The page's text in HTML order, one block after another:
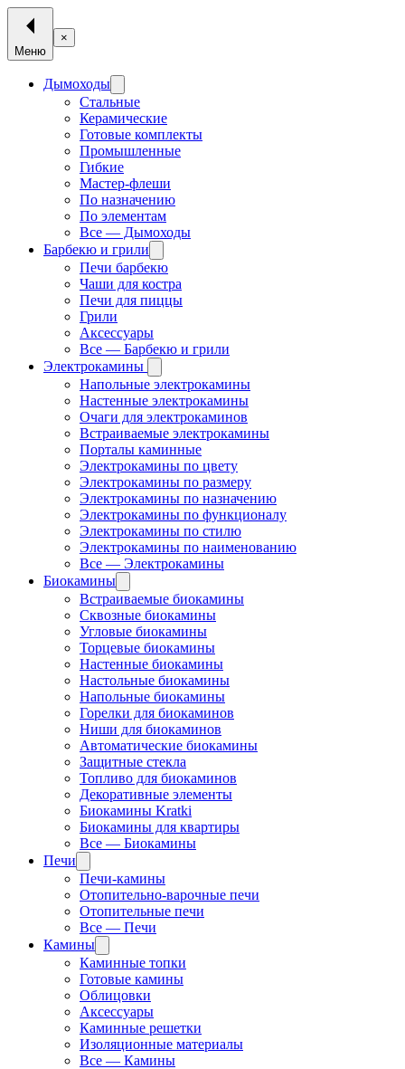
Меню
×
Дымоходы
Стальные
Керамические
Готовые комплекты
Промышленные
Гибкие
Мастер-флеши
По назначению
По элементам
Все — Дымоходы
Барбекю и грили
Печи барбекю
Чаши для костра
Печи для пиццы
Грили
Аксессуары
Все — Барбекю и грили
Электрокамины
Напольные электрокамины
Настенные электрокамины
Очаги для электрокаминов
Встраиваемые электрокамины
Порталы каминные
Электрокамины по цвету
Электрокамины по размеру
Электрокамины по назначению
Электрокамины по функционалу
Электрокамины по стилю
Электрокамины по наименованию
Все — Электрокамины
Биокамины
Встраиваемые биокамины
Сквозные биокамины
Угловые биокамины
Торцевые биокамины
Настенные биокамины
Настольные биокамины
Напольные биокамины
Горелки для биокаминов
Ниши для биокаминов
Автоматические биокамины
Защитные стекла
Топливо для биокаминов
Декоративные элементы
Биокамины Kratki
Биокамины для квартиры
Все — Биокамины
Печи
Печи-камины
Отопительно-варочные печи
Отопительные печи
Все — Печи
Камины
Каминные топки
Готовые камины
Облицовки
Аксессуары
Каминные решетки
Изоляционные материалы
Все — Камины